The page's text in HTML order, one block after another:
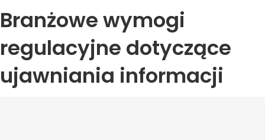
Branżowe wymogi
regulacyjne dotyczące
ujawniania informacji